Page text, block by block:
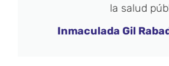
la salud
Inmaculada Gil